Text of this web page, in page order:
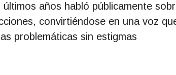
años habló públicamente
convirtiéndose en una voz
problemáticas sin estigmas